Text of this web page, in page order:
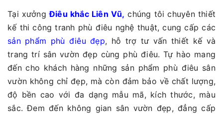
Tại xưởngĐiêu khắc Liên Vũ, chúng tôi chuyên thiết
kế thi công tranh phù điêu nghệ thuật, cung cấp các
sản phẩm phù điêu đẹp, hỗ trợ tư vấn thiết kế và
trang trí sân vườn đẹp cùng phù điêu. Tự hào mang
đến cho khách hàng những sản phẩm phù điêu sân
vườn không chỉ đẹp, mà còn đảm bảo về chất lượng,
độ bền cao với đa dạng mẫu mã, kích thước, màu
sắc. Đem đến không gian sân vườn đẹp, đẳng cấp